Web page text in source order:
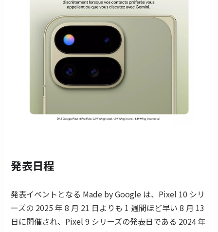
発表日程
発表イベントとなる Made by Google は、Pixel 10 シリ
ーズの 2025 年 8 月 21 日よりも 1 週間ほど早い 8 月 13
日に開催され、Pixel 9 シリーズの発表日である 2024 年